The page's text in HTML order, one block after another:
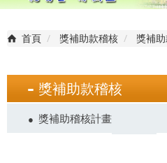
首頁 獎補助款稽核 獎補
獎補助款稽核
獎補助稽核計畫